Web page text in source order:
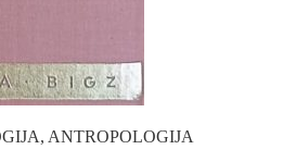
ANTROPOLOGIJA